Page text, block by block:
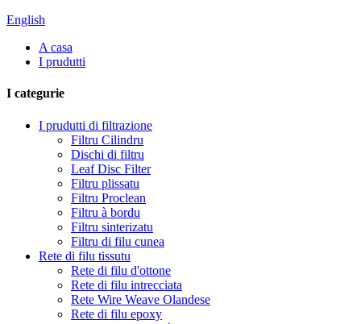
English
A casa
I prudutti
I categurie
I prudutti di filtrazione
Filtru Cilindru
Dischi di filtru
Leaf Disc Filter
Filtru plissatu
Filtru Proclean
Filtru à bordu
Filtru sinterizatu
Filtru di filu cunea
Rete di filu tissutu
Rete di filu d'ottone
Rete di filu intrecciata
Rete Wire Weave Olandese
Rete di filu epoxy